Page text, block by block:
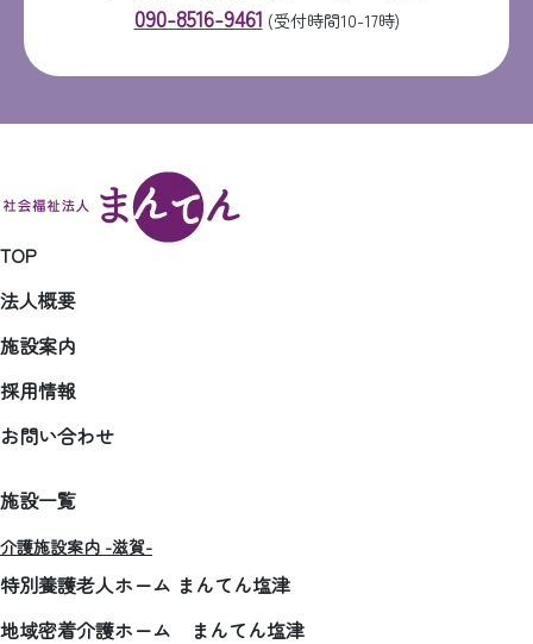
090-8516-9461 (受付時間10-17時)
TOP
法人概要
施設案内
採用情報
お問い合わせ
施設一覧
介護施設案内 -滋賀-
特別養護老人ホーム まんてん塩津
地域密着介護ホーム まんてん塩津